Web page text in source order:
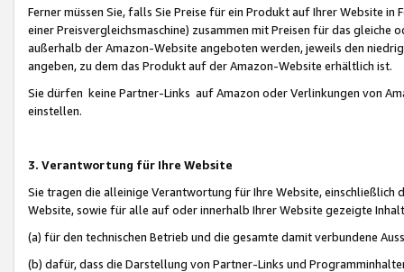
Ferner müssen Sie, falls Sie Preise für ein Produkt auf Ihrer Website
einer Preisvergleichsmaschine) zusammen mit Preisen für das
außerhalb der Amazon-Website angeboten werden, jeweils den
angeben, zu dem das Produkt auf der Amazon-Website erhältlich ist.
Sie dürfen keine Partner-Links auf Amazon oder Verlinkungen von
einstellen.
3. Verantwortung für Ihre Website
Sie tragen die alleinige Verantwortung für Ihre Website,
Website, sowie für alle auf oder innerhalb Ihrer Website gezeigte
(a) für den technischen Betrieb und die gesamte damit verbundene
(b) dafür, dass die Darstellung von Partner-Links und